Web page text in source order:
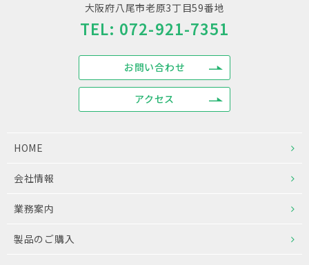
大阪府八尾市老原3丁目59番地
TEL: 072-921-7351
お問い合わせ
アクセス
HOME
会社情報
業務案内
製品のご購入